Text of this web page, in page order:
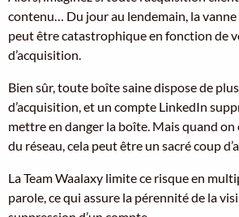
contenu… Du jour au lendemain, la vanne
peut être catastrophique en fonction de
d’acquisition.
Bien sûr, toute boîte saine dispose de
d’acquisition, et un compte LinkedIn
mettre en danger la boîte. Mais quand
du réseau, cela peut être un sacré coup
La Team Waalaxy limite ce risque en
parole, ce qui assure la pérennité de la